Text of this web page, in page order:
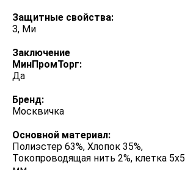
Защитные свойства:
З, Ми
Заключение
МинПромТорг:
Да
Бренд:
Москвичка
Основной материал:
Полиэстер 63%, Хлопок 35%,
Токопроводящая нить 2%, клетка 5х5